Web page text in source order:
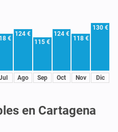
€
124 €
Ago
115 €
Sep
124 €
Oct
118 €
Nov
130 €
Dic
en Cartagena